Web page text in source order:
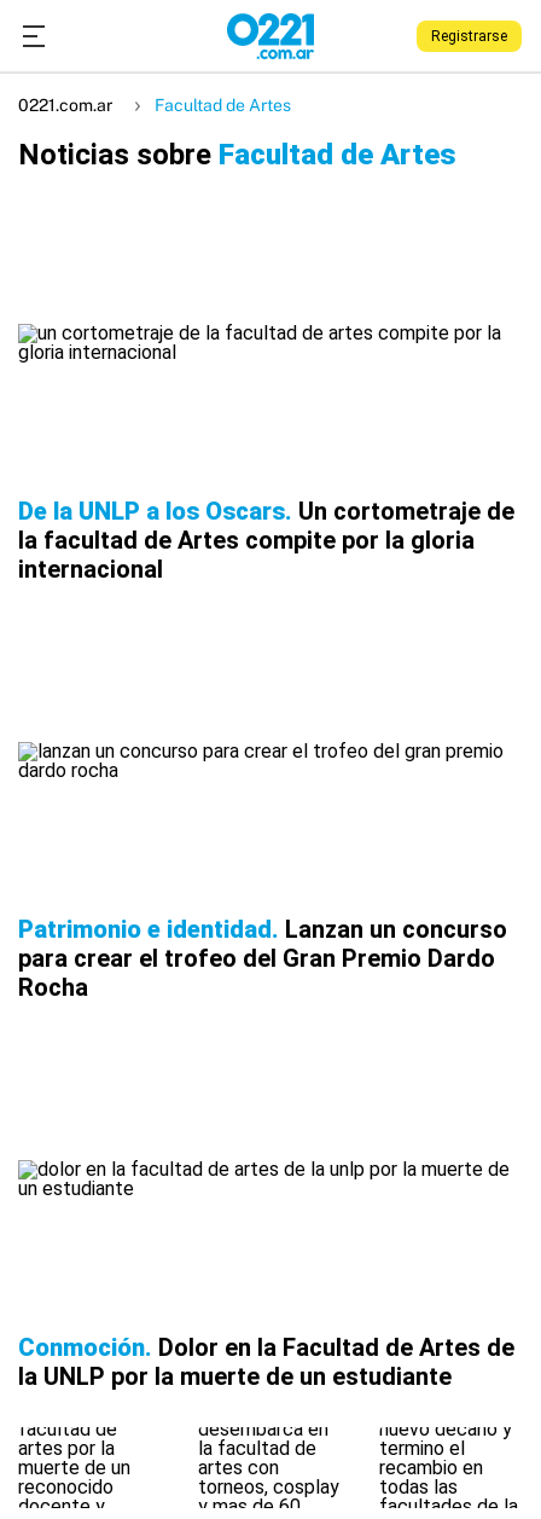
Registrarse
0221.com.ar Facultad de Artes
Noticias sobre Facultad de Artes
De la UNLP a los Oscars Un cortometraje de
la facultad de Artes compite por la gloria
internacional
Patrimonio e identidad Lanzan un concurso
para crear el trofeo del Gran Premio Dardo
Rocha
Conmoción Dolor en la Facultad de Artes de
la UNLP por la muerte de un estudiante